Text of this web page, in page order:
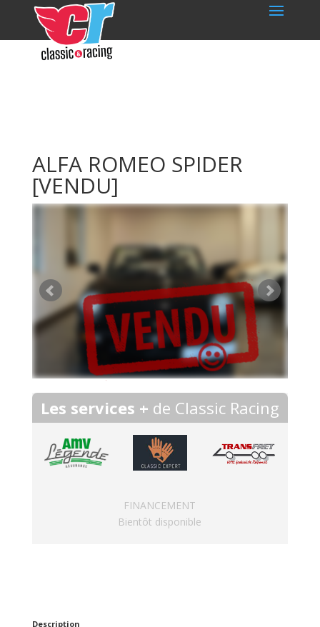
ALFA ROMEO SPIDER
[VENDU]
Les services + de Classic Racing
FINANCEMENT
Bientôt disponible
Description